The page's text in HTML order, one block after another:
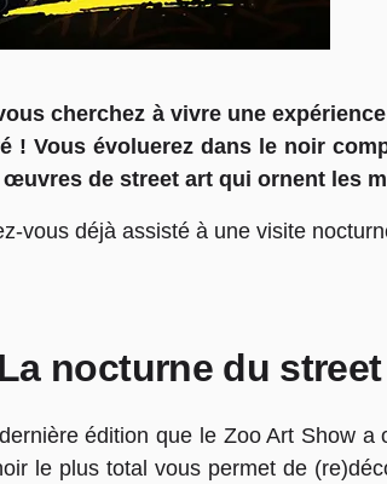
cherchez à vivre une
! Vous évoluerez dans le noir
œuvres de street art qui ornent les
vous déjà assisté à une visite
La nocturne du
édition que le Zoo Art Show
le plus total vous permet de